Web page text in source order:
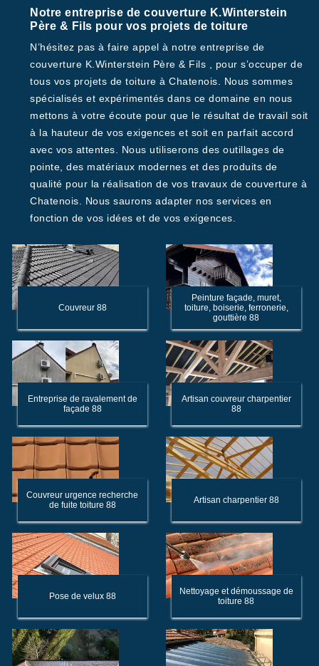
Notre entreprise de couverture K.Winterstein
Père & Fils pour vos projets de toiture
N’hésitez pas à faire appel à notre entreprise de
couverture K.Winterstein Père & Fils , pour s’occuper de
tous vos projets de toiture à Chatenois. Nous sommes
spécialisés et expérimentés dans ce domaine en nous
mettons à votre écoute pour que le résultat de travail soit
à la hauteur de vos exigences et soit en parfait accord
avec vos attentes. Nous utiliserons des outillages de
pointe, des matériaux modernes et des produits de
qualité pour la réalisation de vos travaux de couverture à
Chatenois. Nous saurons adapter nos services en
fonction de vos idées et de vos exigences.
Couvreur 88
Peinture façade, muret,
toiture, boiserie, ferronerie,
gouttière 88
Entreprise de ravalement de
façade 88
Artisan couvreur charpentier
88
Couvreur urgence recherche
de fuite toiture 88
Artisan charpentier 88
Pose de velux 88
Nettoyage et démoussage de
toiture 88